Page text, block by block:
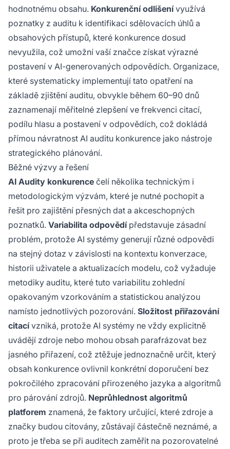
hodnotnému obsahu. Konkurenční odlišenívyužívá
poznatky z auditu k identifikaci sdělovacích úhlů a
obsahových přístupů, které konkurence dosud
nevyužila, což umožní vaší značce získat výrazné
postavení v AI-generovaných odpovědích. Organizace,
které systematicky implementují tato opatření na
základě zjištění auditu, obvykle během 60–90 dnů
zaznamenají měřitelné zlepšení ve frekvenci citací,
podílu hlasu a postavení v odpovědích, což dokládá
přímou návratnost AI auditu konkurence jako nástroje
strategického plánování.
Běžné výzvy a řešení
AI Audity konkurence čelí několika technickým i
metodologickým výzvám, které je nutné pochopit a
řešit pro zajištění přesných dat a akceschopných
poznatků. Variabilita odpovědípředstavuje zásadní
problém, protože AI systémy generují různé odpovědi
na stejný dotaz v závislosti na kontextu konverzace,
historii uživatele a aktualizacích modelu, což vyžaduje
metodiky auditu, které tuto variabilitu zohlední
opakovaným vzorkováním a statistickou analýzou
namísto jednotlivých pozorování. Složitost přiřazování
citacívzniká, protože AI systémy ne vždy explicitně
uvádějí zdroje nebo mohou obsah parafrázovat bez
jasného přiřazení, což ztěžuje jednoznačně určit, který
obsah konkurence ovlivnil konkrétní doporučení bez
pokročilého zpracování přirozeného jazyka a algoritmů
pro párování zdrojů. Neprůhlednost algoritmů
platforem znamená, že faktory určující, které zdroje a
značky budou citovány, zůstávají částečně neznámé, a
proto je třeba se při auditech zaměřit na pozorovatelné